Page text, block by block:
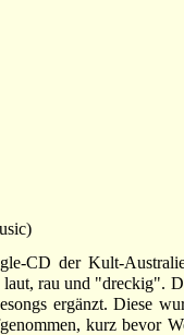
CD der Kult-
rau und "dreckig".
ergänzt. Diese
kurz bevor